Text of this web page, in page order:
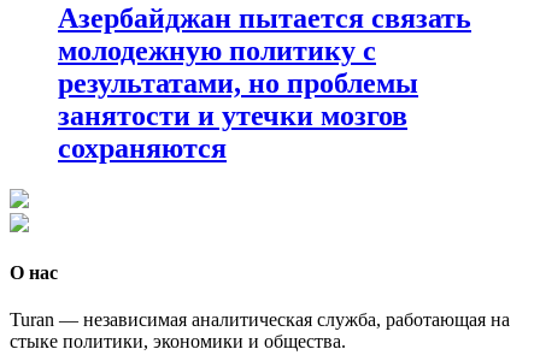
Азербайджан пытается связать
молодежную политику с
результатами, но проблемы
занятости и утечки мозгов
сохраняются
О нас
Turan — независимая аналитическая служба, работающая на
стыке политики, экономики и общества.